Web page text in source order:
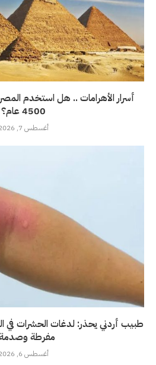
أسرار الأهرامات .. هل استخدم
4500 عام؟
أغسطس 7, 2026
طبيب أردني يحذر: لدغات الحشرات
مفرطة
أغسطس 6, 2026